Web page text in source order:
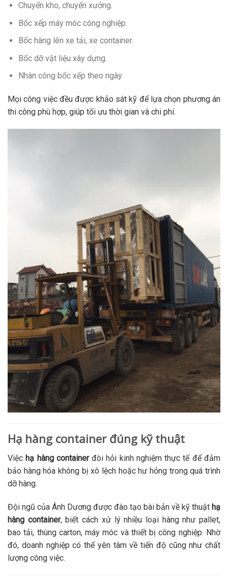
Chuyển kho, chuyển xưởng.
Bốc xếp máy móc công nghiệp.
Bốc hàng lên xe tải, xe container.
Bốc dỡ vật liệu xây dựng.
Nhân công bốc xếp theo ngày.
Mọi công việc đều được khảo sát kỹ để lựa chọn phương án
thi công phù hợp, giúp tối ưu thời gian và chi phí.
Hạ hàng container đúng kỹ thuật
Việc hạ hàng containerđòi hỏi kinh nghiệm thực tế để đảm
bảo hàng hóa không bị xô lệch hoặc hư hỏng trong quá trình
dỡ hàng.
Đội ngũ của Ánh Dương được đào tạo bài bản về kỹ thuật hạ
hàng container, biết cách xử lý nhiều loại hàng như pallet,
bao tải, thùng carton, máy móc và thiết bị công nghiệp. Nhờ
đó, doanh nghiệp có thể yên tâm về tiến độ cũng như chất
lượng công việc.